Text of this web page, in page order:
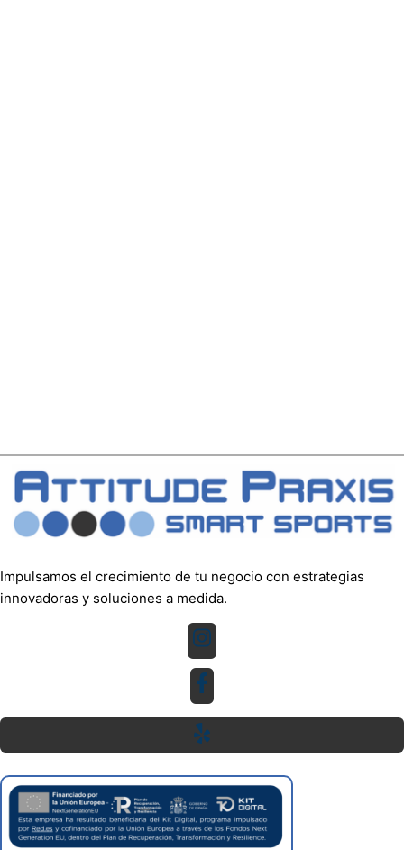
Impulsamos el crecimiento de tu negocio con estrategias
innovadoras y soluciones a medida.